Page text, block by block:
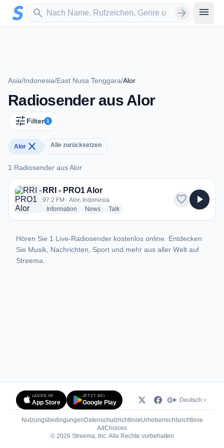
Zum Hauptinhalt springen
search
Sender suchen arrow_forward menu
Asia/Indonesia/East Nusa Tenggara/Alor
Radiosender aus Alor
tune Filter 1
Alor close Alle zurücksetzen
1 Radiosender aus Alor
1 Radiosender aus Alor
RRI - PRO1 Alor
97.2 FM · Alor, Indonesia
Information radio stations
Newsradio stations
Talkradio stations
favorite play_arrow
Hören Sie 1 Live-Radiosender kostenlos online. Entdecken
Sie Musik, Nachrichten, Sport und mehr aus aller Welt auf
Streema.
LADEN IM
App Store
JETZT BEI
Google Play Deutsch
Nutzungsbedingungen DatenschutzrichtlinieUrheberrechtsrichtlinie
AdChoices(öffnet in neuem Tab)
© 2026 Streema, Inc. Alle Rechte vorbehalten